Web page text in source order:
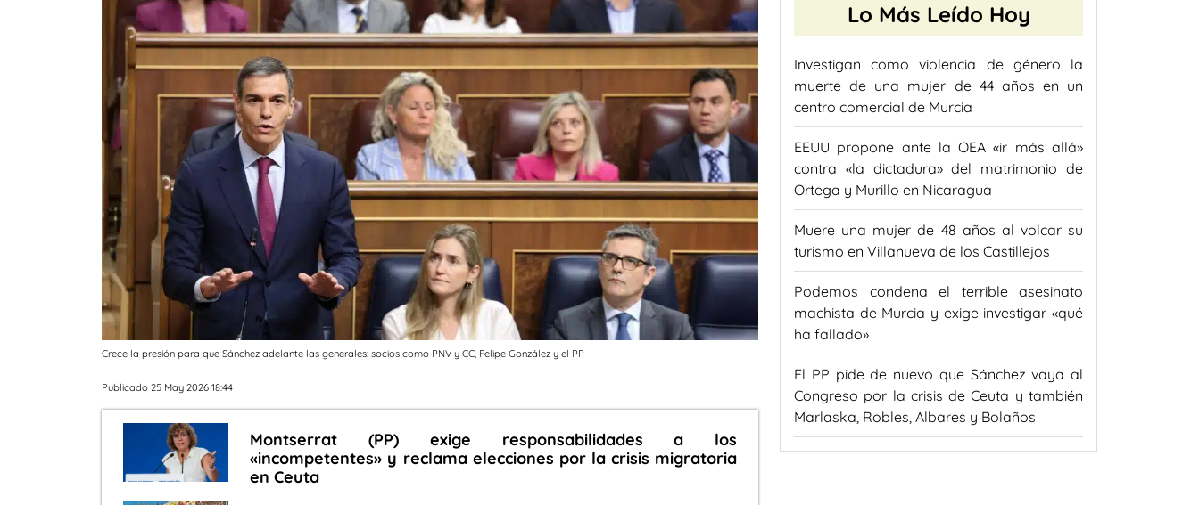
Crece la presión para que Sánchez adelante las generales: socios como PNV y CC, Felipe González y el PP
Publicado 25 May 2026 18:44
Montserrat (PP) exige responsabilidades a los
«incompetentes» y reclama elecciones por la crisis migratoria
en Ceuta
Lo Más Leído Hoy
Investigan como violencia de género la
muerte de una mujer de 44 años en un
centro comercial de Murcia
EEUU propone ante la OEA «ir más allá»
contra «la dictadura» del matrimonio de
Ortega y Murillo en Nicaragua
Muere una mujer de 48 años al volcar su
turismo en Villanueva de los Castillejos
Podemos condena el terrible asesinato
machista de Murcia y exige investigar «qué
ha fallado»
El PP pide de nuevo que Sánchez vaya al
Congreso por la crisis de Ceuta y también
Marlaska, Robles, Albares y Bolaños